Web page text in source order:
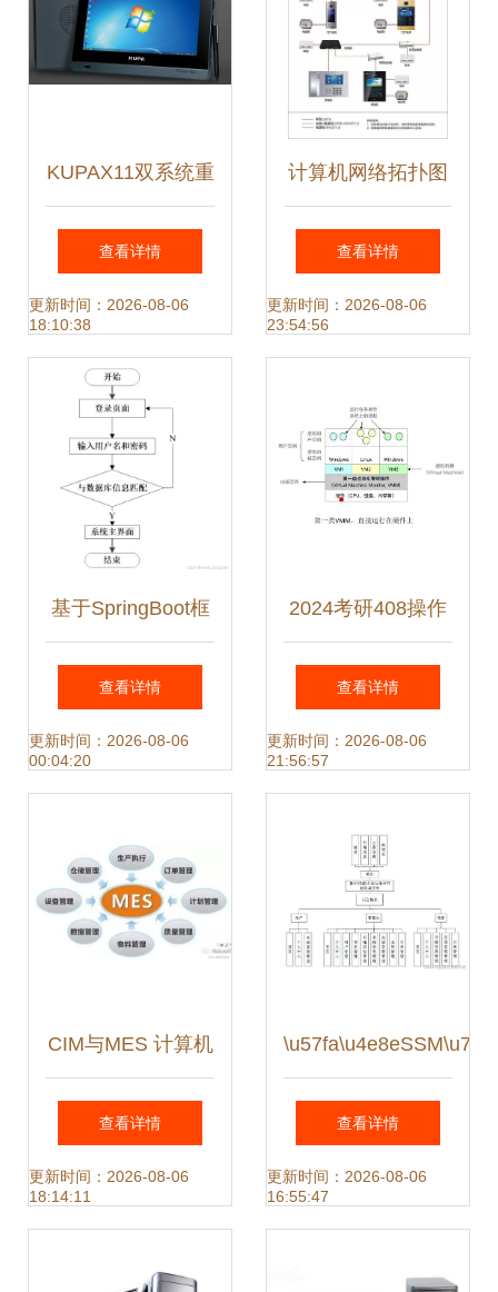
KUPAX11双系统重
塑工控效能
查看详情
更新时间：2026-08-06
18:10:38
计算机网络拓扑图
在计算机系统服务
中的关键作用
查看详情
更新时间：2026-08-06
23:54:56
基于SpringBoot框
架的客户信息管理
系统设计与实现
源码80944）
查看详情
更新时间：2026-08-06
00:04:20
2024考研408操作
系统 第一章 计算
机系统概述——深
掌握五状态核心
查看详情
更新时间：2026-08-06
21:56:57
CIM与MES 计算机
系统服务的深度融
合与应用
查看详情
更新时间：2026-08-06
18:14:11
查看详情
更新时间：2026-08-06
16:55:47